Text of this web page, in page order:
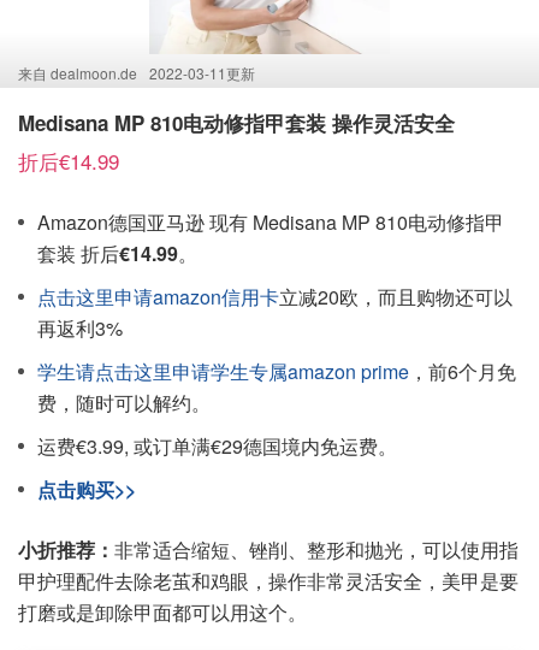
来自 dealmoon.de 2022-03-11更新
Medisana MP 810电动修指甲套装 操作灵活安全
折后€14.99
Amazon德国亚马逊 现有 Medisana MP 810电动修指甲
套装 折后€14.99。
点击这里申请amazon信用卡立减20欧，而且购物还可以
再返利3%
学生请点击这里申请学生专属amazon prime ，前6个月免
费，随时可以解约。
运费€3.99, 或订单满€29德国境内免运费。
点击购买>>
小折推荐： 非常适合缩短、锉削、整形和抛光，可以使用指
甲护理配件去除老茧和鸡眼，操作非常灵活安全，美甲是要
打磨或是卸除甲面都可以用这个。